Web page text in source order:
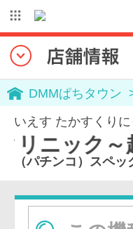
DMMぱちタウン
いえす たかすくり
BLACK～
（パチンコ）スペ